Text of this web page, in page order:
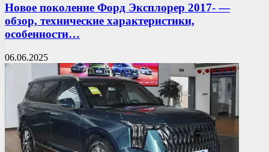
Новое поколение Форд Эксплорер 2017- —
обзор, технические характеристики,
особенности…
06.06.2025